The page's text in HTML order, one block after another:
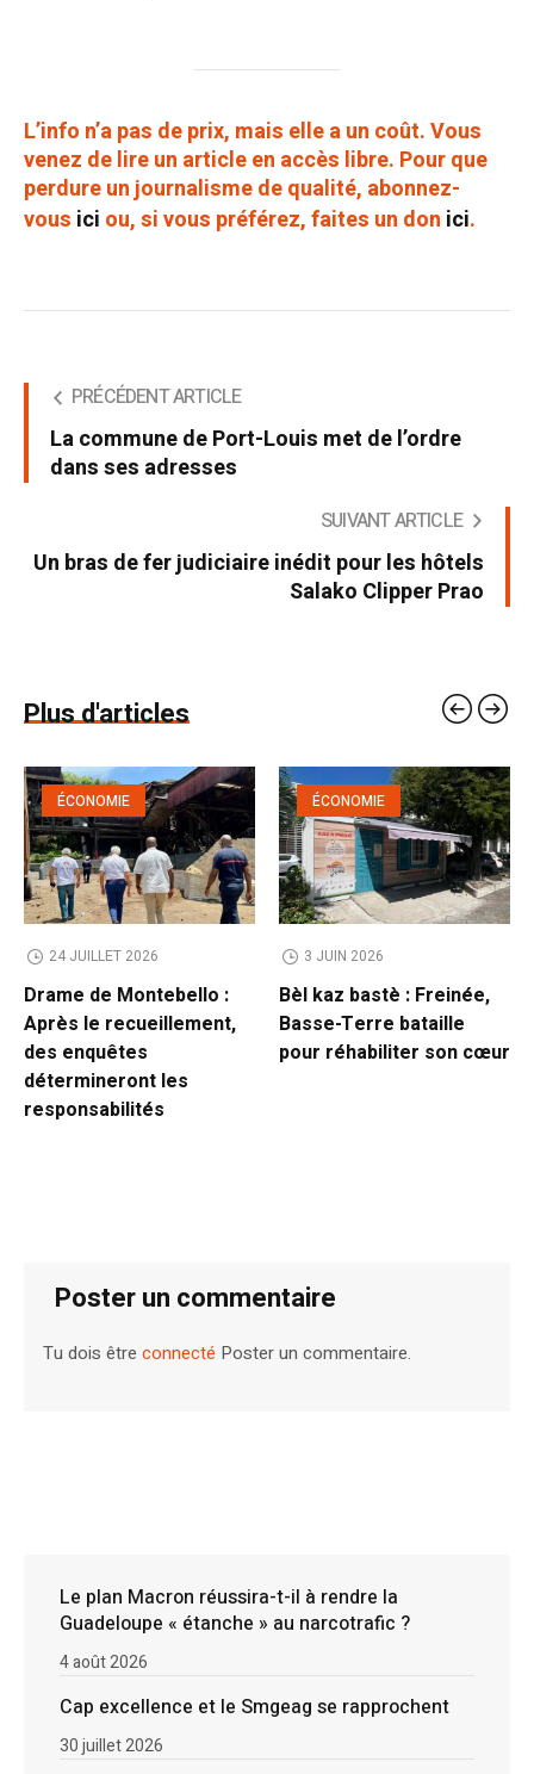
L’info n’a pas de prix, mais elle a un coût. Vous
venez de lire un article en accès libre. Pour que
perdure un journalisme de qualité, abonnez-
vous ici ou, si vous préférez, faites un don ici.
PRÉCÉDENT ARTICLE
La commune de Port-Louis met de l’ordre
dans ses adresses
SUIVANT ARTICLE
Un bras de fer judiciaire inédit pour les hôtels
Salako Clipper Prao
Plus d'articles
ÉCONOMIE
24 JUILLET 2026
Drame de Montebello :
Après le recueillement,
des enquêtes
détermineront les
responsabilités
ÉCONOMIE
3 JUIN 2026
Bèl kaz bastè : Freinée,
Basse-Terre bataille
pour réhabiliter son cœur
Poster un commentaire
Tu dois êtreconnecté Poster un commentaire.
Le plan Macron réussira-t-il à rendre la
Guadeloupe « étanche » au narcotrafic ?
4 août 2026
Cap excellence et le Smgeag se rapprochent
30 juillet 2026